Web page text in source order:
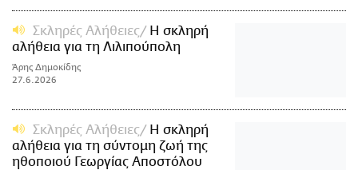
Σκληρές Αλήθειες
Η σκληρή
αλήθεια για τη Λιλιπούπολη
Άρης Δημοκίδης
27.6.2026
Σκληρές Αλήθειες
Η σκληρή
αλήθεια για τη σύντομη ζωή της
ηθοποιού Γεωργίας Αποστόλου